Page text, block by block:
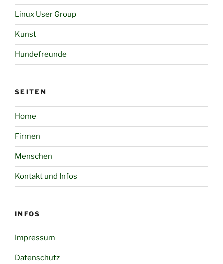
Linux User Group
Kunst
Hundefreunde
SEITEN
Home
Firmen
Menschen
Kontakt und Infos
INFOS
Impressum
Datenschutz